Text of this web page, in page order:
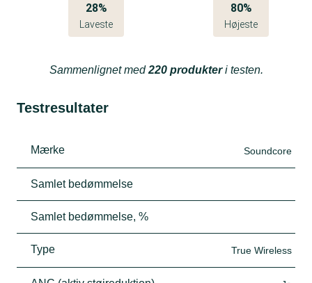
28%
Laveste
80%
Højeste
Sammenlignet med220 produkteri testen.
Testresultater
Mærke Soundcore
Samlet bedømmelse
Samlet bedømmelse, %
Type True Wireless